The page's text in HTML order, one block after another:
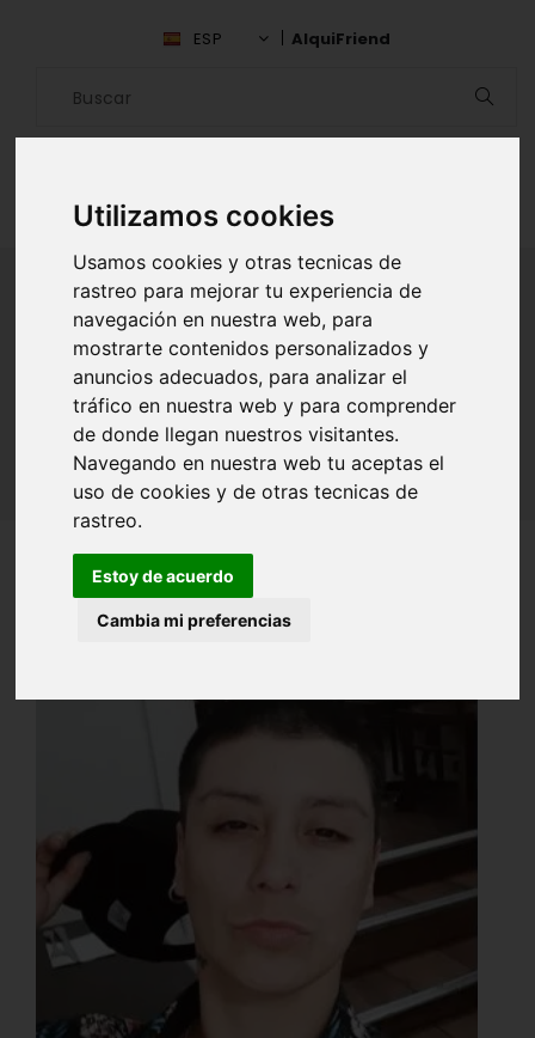
Utilizamos cookies
Usamos cookies y otras tecnicas de
rastreo para mejorar tu experiencia de
navegación en nuestra web, para
mostrarte contenidos personalizados y
anuncios adecuados, para analizar el
tráfico en nuestra web y para comprender
de donde llegan nuestros visitantes.
Navegando en nuestra web tu aceptas el
uso de cookies y de otras tecnicas de
rastreo.
Estoy de acuerdo
Cambia mi preferencias
ESP AlquiFriend
ALQUILAR AMIGO
Inicio Amigos
Santiago
Francisca Tamara Munoz Catalan